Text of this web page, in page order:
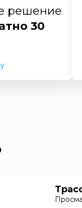
решение
30